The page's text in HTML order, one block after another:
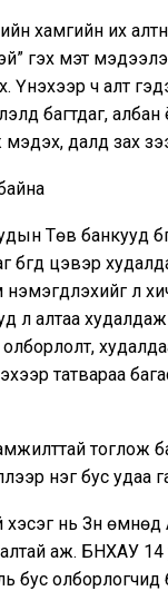
хамгийн их
гэх мэт
Үнэхээр ч алт
багтдаг, албан
далд зах
Төв банкууд
бүгд цэвэр
л
л алтаа худалдаж
татвараа
тоглож
нэг бус удаа
нь Зүүн
аж. БНХАУ 14
бус олборлогчид